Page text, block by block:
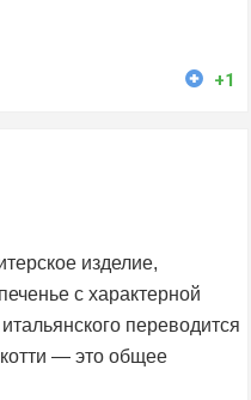
+1
изделие,
с характерной
переводится
— это общее